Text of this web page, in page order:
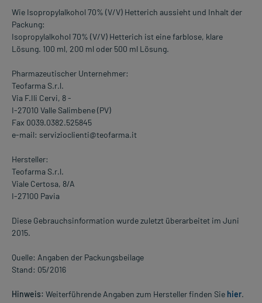
Wie Isopropylalkohol 70% (V/V) Hetterich aussieht und Inhalt der
Packung:
Isopropylalkohol 70% (V/V) Hetterich ist eine farblose, klare
Lösung. 100 ml, 200 ml oder 500 ml Lösung.
Pharmazeutischer Unternehmer:
Teofarma S.r.l.
Via F.Ili Cervi, 8 -
I-27010 Valle Salimbene (PV)
Fax 0039.0382.525845
e-mail: servizioclienti@teofarma.it
Hersteller:
Teofarma S.r.l.
Viale Certosa, 8/A
I-27100 Pavia
Diese Gebrauchsinformation wurde zuletzt überarbeitet im Juni
2015.
Quelle: Angaben der Packungsbeilage
Stand: 05/2016
Hinweis: Weiterführende Angaben zum Hersteller finden Sie hier.